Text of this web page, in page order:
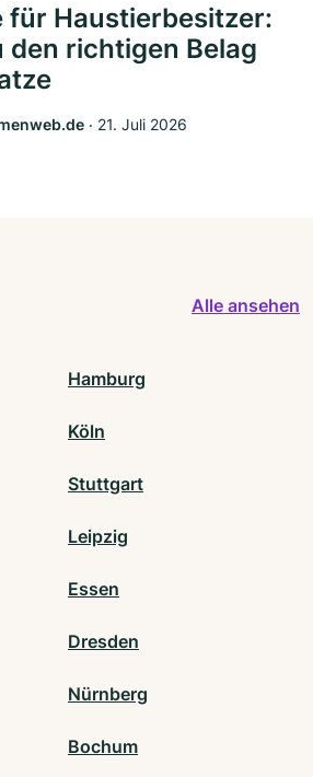
für Haustierbesitzer:
den richtigen Belag
‧ 21. Juli 2026
Alle ansehen
Hamburg
Köln
Stuttgart
Leipzig
Essen
Dresden
Nürnberg
Bochum